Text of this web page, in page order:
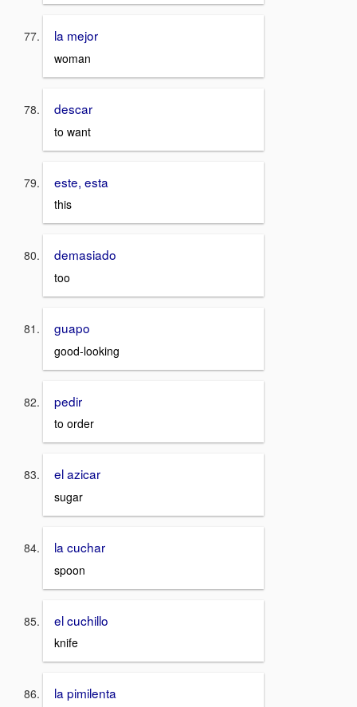
la mejor
woman
descar
to want
este, esta
this
demasiado
too
guapo
good-looking
pedir
to order
el azicar
sugar
la cuchar
spoon
el cuchillo
knife
la pimilenta